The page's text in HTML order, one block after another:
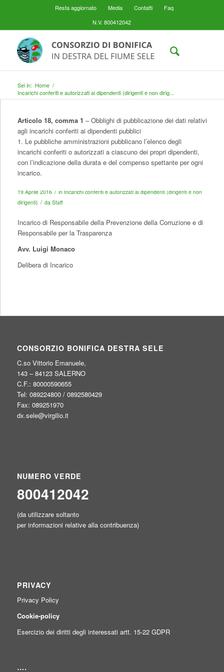
Resta aggiornato Media Contatti
Faq
N.V. 800412042
Sei in: Home /
Incarichi conferiti e autorizzati ai dipendenti (dirigenti e non dirig...
Articolo 18, comma 1 – Obblighi di pubblicazione dei dati relativi
agli incarichi conferiti ai dipendenti pubblici
1. Le pubbliche amministrazioni pubblicano l’elenco degli
incarichi conferiti o autorizzati a ciascuno dei propri dipendenti,
con l’indicazione della durata e del compenso spettante per ogni
incarico.
19 Aprile 2016 / in Incarichi conferiti e autorizzati ai dipendenti (dirigenti e non
dirigenti) / da Staff
Incarico di Responsabile della Prevenzione della Corruzione e di
Responsabile per la Trasparenza
Avv. Luigi Monaco
Delibera di Incarico
CONSORZIO BONIFICA DESTRA SELE
C.so Vittorio Emanuele,
143 – 84123 SALERNO
C.F.: 80000590655
Tel: 089224800 / 0892580429
Fax: 089251970
dx.sele@virgilio.it
NUMERO VERDE
800412042
(da utilizzare soltanto
per informazioni relative alla contribuenza)
PRIVACY
Privacy Policy
Cookie-policy
Esercizio dei diritti degli interessati artt. 15-22 GDPR
….